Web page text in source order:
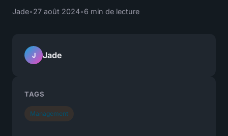
Jade•27 août 2024•6 min de lecture
J Jade
TAGS
Management